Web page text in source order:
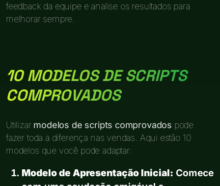
feedback da equipe e analise os resultados para
melhorar sempre.
10 MODELOS DE SCRIPTS
COMPROVADOS
Utilizar modelos de scripts comprovados pode
fazer toda a diferença nas vendas. Aqui estão 10
modelos que você pode adaptar:
Modelo de Apresentação Inicial: Comece